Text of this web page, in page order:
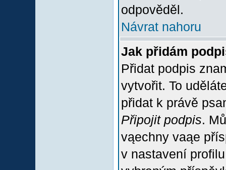
odpověděl.
Návrat nahoru
Jak přidám
Přidat podpis
vytvořit. To
přidat k právě
Připojit podpis.
vąechny vaąe
v nastavení